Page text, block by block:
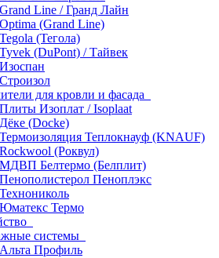
Grand Line / Гранд Лайн
Optima (Grand Line)
Tegola (Тегола)
Tyvek (DuPont) / Тайвек
Изоспан
Строизол
для кровли и фасада
Плиты Изоплат / Isoplaat
Дёке (Docke)
Термоизоляция Теплокнауф (KNAUF)
Rockwool (Роквул)
МДВП Белтермо (Белплит)
Пенополистерол Пеноплэкс
Технониколь
Юматекс Термо
системы
Альта Профиль